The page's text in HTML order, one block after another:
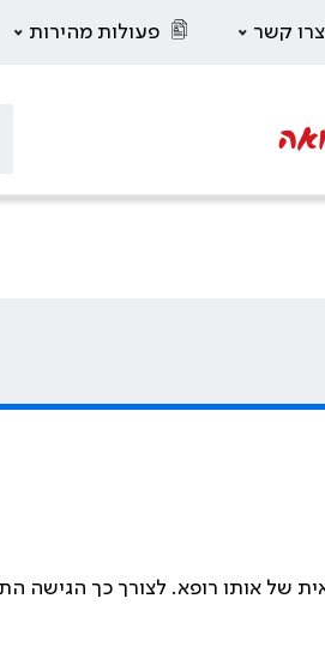
צרו קשר פעולות מהירות
של אותו רופא. לצורך כך הגישה